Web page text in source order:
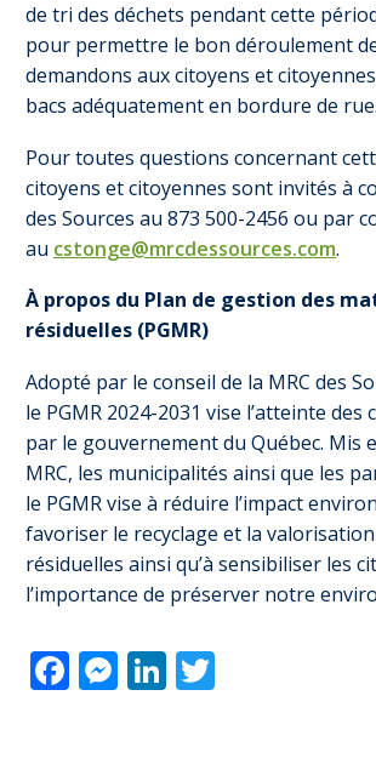
de tri des déchets pendant cette
pour permettre le bon déroulement
demandons aux citoyens et
bacs adéquatement en bordure de rue.
Pour toutes questions concernant
citoyens et citoyennes sont invités à
des Sources au 873 500-2456 ou par
au cstonge@mrcdessources.com.
À propos du Plan de gestion des
résiduelles (PGMR)
Adopté par le conseil de la MRC des
le PGMR 2024-2031 vise l’atteinte des
par le gouvernement du Québec. Mis
MRC, les municipalités ainsi que les
le PGMR vise à réduire l’impact
favoriser le recyclage et la
résiduelles ainsi qu’à sensibiliser les
l’importance de préserver notre
Facebook
Messenger
LinkedIn